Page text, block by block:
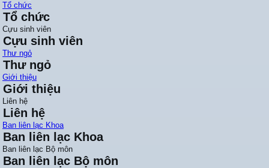
Tổ chức
Tổ chức
Cựu sinh viên
Cựu sinh viên
Thư ngỏ
Thư ngỏ
Giới thiệu
Giới thiệu
Liên hệ
Liên hệ
Ban liên lạc Khoa
Ban liên lạc Khoa
Ban liên lạc Bộ môn
Ban liên lạc Bộ môn